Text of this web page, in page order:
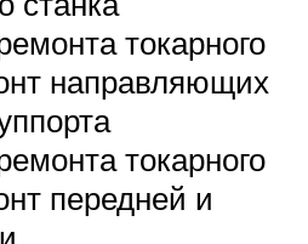
токарного
направляющих
токарного
передней и